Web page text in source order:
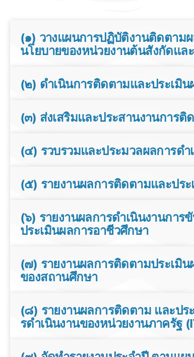
(๑) วางแผนการปฏิบัติงานติดตาม
นโยบายของหน่วยงานต้นสังกัดแล
(๒) ดําเนินการติดตามและประเมิ
(๓) ส่งเสริมและประสานงานการ
(๔) รวบรวมและประมวลผลการดํา
(๕) รายงานผลการติดตามและปร
(๖) รายงานผลการดําเนินงานกา
ประเมินผลการอาชีวศึกษา
(๗) รายงานผลการติดตามประเมิ
ของสถานศึกษา
(๘) รายงานผลการติดตาม และปร
รดําเนินงานของหน่วยงานภาครัฐ